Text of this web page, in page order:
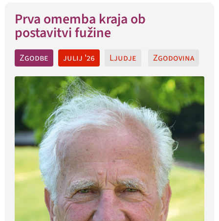
Prva omemba kraja ob
postavitvi fužine
Zgodbe julij '26 Ljudje Zgodovina